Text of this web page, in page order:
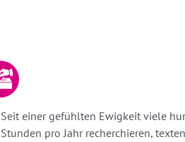
Seit einer gefühlten Ewigkeit viele
Stunden pro Jahr recherchieren,